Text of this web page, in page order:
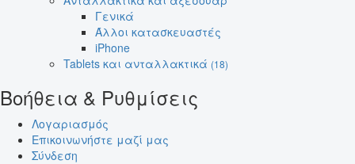
Γενικά
Άλλοι κατασκευαστές
iPhone
Tablets και ανταλλακτικά (18)
Βοήθεια & Ρυθμίσεις
Λογαριασμός
Επικοινωνήστε μαζί μας
Σύνδεση